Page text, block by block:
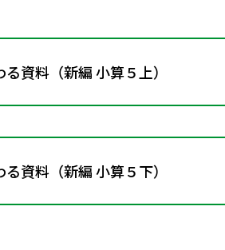
資料（新編 小算５上）
資料（新編 小算５下）